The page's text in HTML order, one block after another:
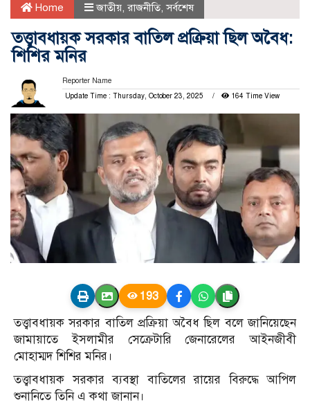
Home জাতীয়, রাজনীতি,সর্বশেষ
তত্ত্বাবধায়ক সরকার বাতিল প্রক্রিয়া ছিল অবৈধ:
শিশির মনির
Reporter Name
Update Time : Thursday, October 23, 2025
164 Time View
193
তত্ত্বাবধায়ক সরকার বাতিল প্রক্রিয়া অবৈধ ছিল বলে জানিয়েছেন
জামায়াতে ইসলামীর সেক্রেটারি জেনারেলের আইনজীবী
মোহাম্মদ শিশির মনির।
তত্ত্বাবধায়ক সরকার ব্যবস্থা বাতিলের রায়ের বিরুদ্ধে আপিল
শুনানিতে তিনি এ কথা জানান।